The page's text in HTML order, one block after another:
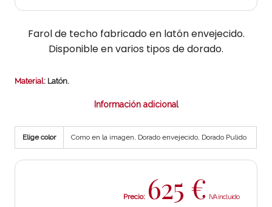
Farol de techo fabricado en latón envejecido.
Disponible en varios tipos de dorado.
Material: Latón.
Información adicional
Elige color Como en la imagen, Dorado envejecido, Dorado Pulido
Precio: 625 €